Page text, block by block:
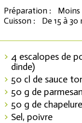
Préparation :
Moins
Cuisson :
De 15 à
4 escalopes de
dinde)
50 cl de sauce
50 g de
50 g de chapelure
Sel, poivre